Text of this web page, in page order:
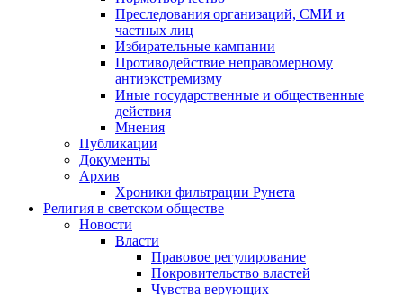
Преследования организаций, СМИ и
частных лиц
Избирательные кампании
Противодействие неправомерному
антиэкстремизму
Иные государственные и общественные
действия
Мнения
Публикации
Документы
Архив
Хроники фильтрации Рунета
Религия в светском обществе
Новости
Власти
Правовое регулирование
Покровительство властей
Чувства верующих